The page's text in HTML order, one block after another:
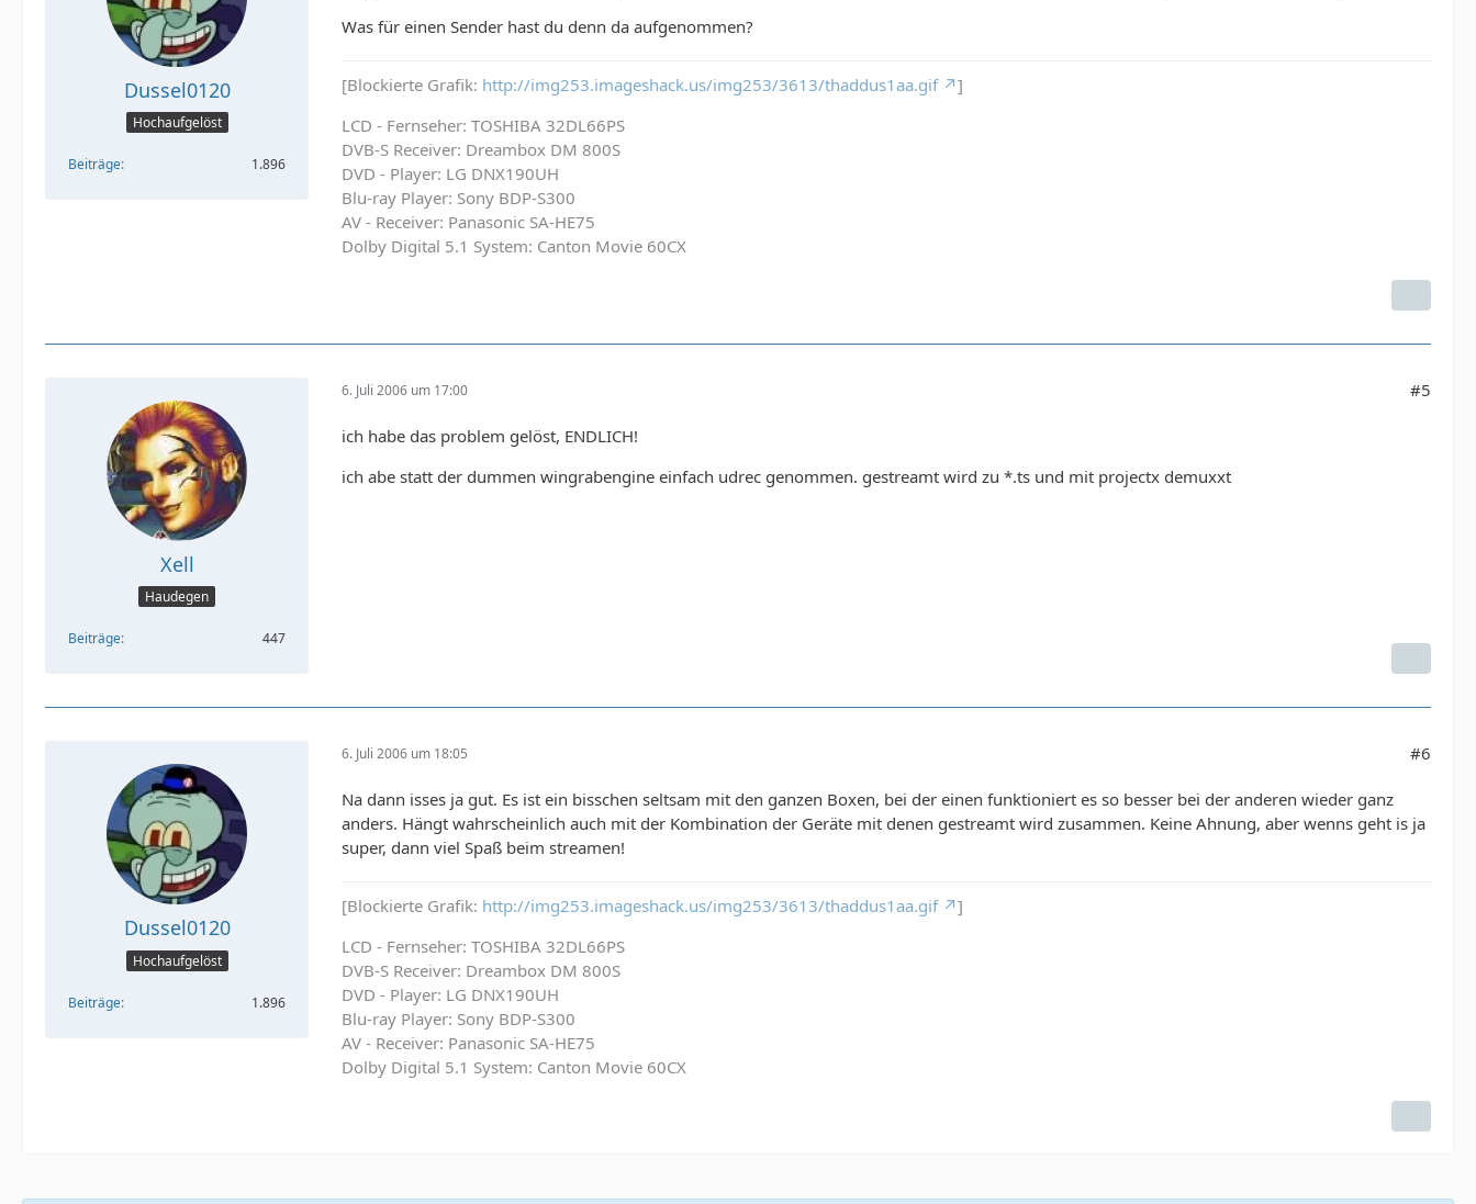
Dussel0120
Hochaufgelöst
Beiträge 1.896
Was für einen Sender hast du denn da aufgenommen?
[Blockierte Grafik: http://img253.imageshack.us/img253/3613/thaddus1aa.gif
]
LCD - Fernseher: TOSHIBA 32DL66PS
DVB-S Receiver: Dreambox DM 800S
DVD - Player: LG DNX190UH
Blu-ray Player: Sony BDP-S300
AV - Receiver: Panasonic SA-HE75
Dolby Digital 5.1 System: Canton Movie 60CX
Xell
Haudegen
Beiträge 447
6. Juli 2006 um 17:00 #5
ich habe das problem gelöst, ENDLICH!
ich abe statt der dummen wingrabengine einfach udrec genommen. gestreamt wird zu *.ts und mit projectx demuxxt
Dussel0120
Hochaufgelöst
Beiträge 1.896
6. Juli 2006 um 18:05 #6
Na dann isses ja gut. Es ist ein bisschen seltsam mit den ganzen Boxen, bei der einen funktioniert es so besser bei der anderen wieder ganz
anders. Hängt wahrscheinlich auch mit der Kombination der Geräte mit denen gestreamt wird zusammen. Keine Ahnung, aber wenns geht is ja
super, dann viel Spaß beim streamen!
[Blockierte Grafik: http://img253.imageshack.us/img253/3613/thaddus1aa.gif
]
LCD - Fernseher: TOSHIBA 32DL66PS
DVB-S Receiver: Dreambox DM 800S
DVD - Player: LG DNX190UH
Blu-ray Player: Sony BDP-S300
AV - Receiver: Panasonic SA-HE75
Dolby Digital 5.1 System: Canton Movie 60CX